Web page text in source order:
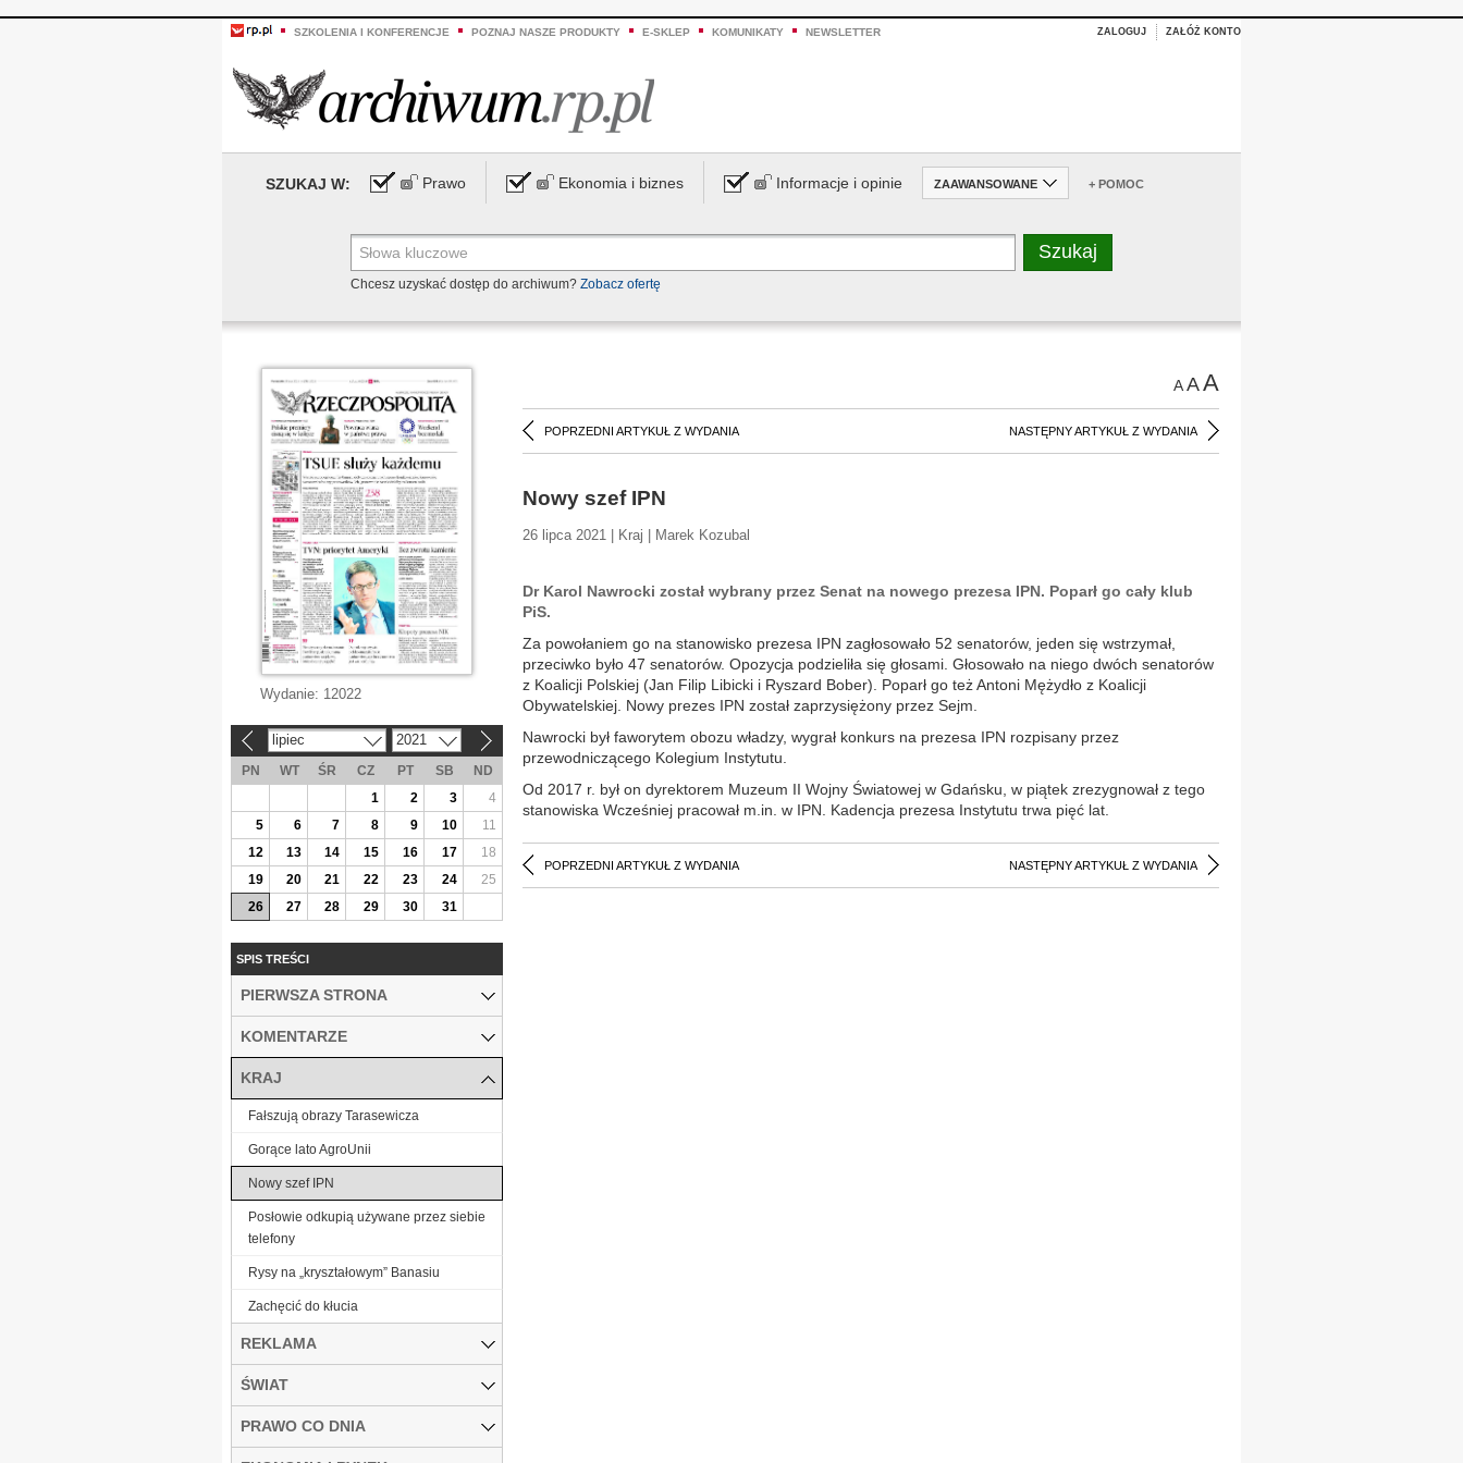
SZKOLENIA I KONFERENCJE POZNAJ NASZE PRODUKTY E-SKLEP KOMUNIKATY NEWSLETTER ZALOGUJ ZAŁÓŻ KONTO
SZUKAJ W: Prawo Ekonomia i biznes Informacje i opinie ZAAWANSOWANE + POMOC
Chcesz uzyskać dostęp do archiwum? Zobacz ofertę
AAA
POPRZEDNI ARTYKUŁ Z WYDANIA NASTĘPNY ARTYKUŁ Z WYDANIA
Nowy szef IPN
26 lipca 2021 | Kraj | Marek Kozubal
Dr Karol Nawrocki został wybrany przez Senat na nowego prezesa IPN. Poparł go cały klub
PiS.
Za powołaniem go na stanowisko prezesa IPN zagłosowało 52 senatorów, jeden się wstrzymał,
przeciwko było 47 senatorów. Opozycja podzieliła się głosami. Głosowało na niego dwóch senatorów
z Koalicji Polskiej (Jan Filip Libicki i Ryszard Bober). Poparł go też Antoni Mężydło z Koalicji
Obywatelskiej. Nowy prezes IPN został zaprzysiężony przez Sejm.
Nawrocki był faworytem obozu władzy, wygrał konkurs na prezesa IPN rozpisany przez
przewodniczącego Kolegium Instytutu.
Od 2017 r. był on dyrektorem Muzeum II Wojny Światowej w Gdańsku, w piątek zrezygnował z tego
stanowiska Wcześniej pracował m.in. w IPN. Kadencja prezesa Instytutu trwa pięć lat.
POPRZEDNI ARTYKUŁ Z WYDANIA NASTĘPNY ARTYKUŁ Z WYDANIA
Wydanie: 12022
lipiec 2021
PN WT ŚR CZ PT SB
ND
1
2 3
4
5
6 7 8 9 10
11
12
13 14 15 16 17
18
19
20 21 22 23 24
25
26
27 28 29 30 31
SPIS TREŚCI
PIERWSZA STRONA
KOMENTARZE
KRAJ
Fałszują obrazy Tarasewicza
Gorące lato AgroUnii
Nowy szef IPN
Posłowie odkupią używane przez siebie
telefony
Rysy na „kryształowym” Banasiu
Zachęcić do kłucia
REKLAMA
ŚWIAT
PRAWO CO DNIA